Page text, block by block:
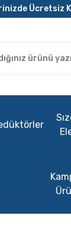
Ücretsiz